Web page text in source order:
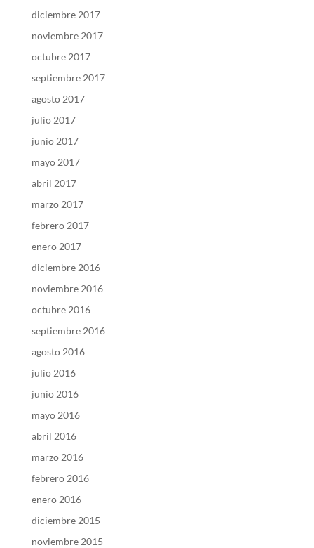
diciembre 2017
noviembre 2017
octubre 2017
septiembre 2017
agosto 2017
julio 2017
junio 2017
mayo 2017
abril 2017
marzo 2017
febrero 2017
enero 2017
diciembre 2016
noviembre 2016
octubre 2016
septiembre 2016
agosto 2016
julio 2016
junio 2016
mayo 2016
abril 2016
marzo 2016
febrero 2016
enero 2016
diciembre 2015
noviembre 2015